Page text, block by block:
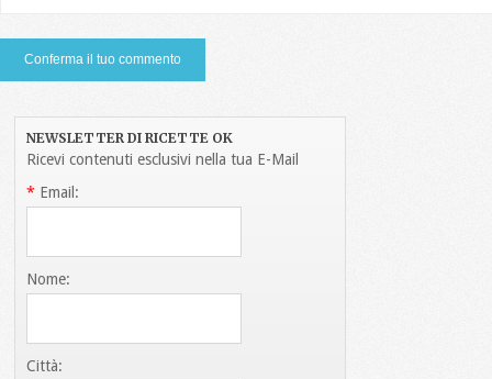
NEWSLETTER DI RICETTE OK
Ricevi contenuti esclusivi nella tua E-Mail
* Email:
Nome:
Città: